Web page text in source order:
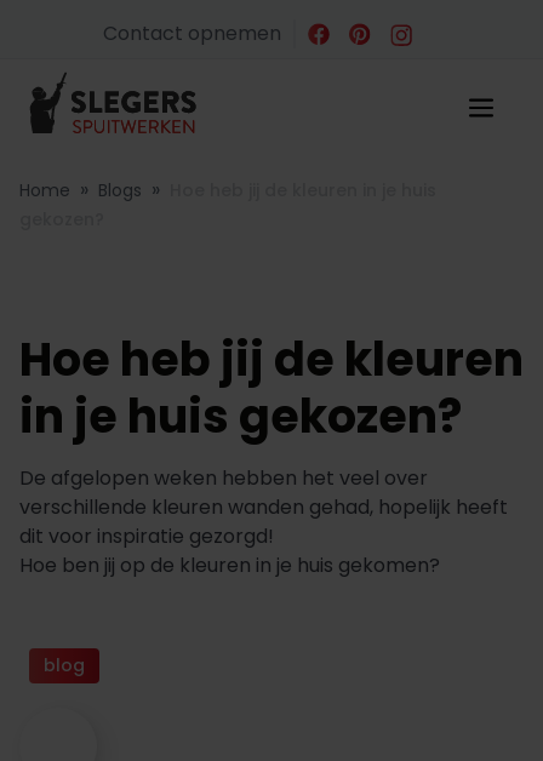
Contact opnemen
Home » Blogs »
Hoe heb jij de kleuren
in je huis gekozen?
De afgelopen weken hebben het veel over
verschillende kleuren wanden gehad, hopelijk heeft
dit voor inspiratie gezorgd!
Hoe ben jij op de kleuren in je huis gekomen?
blog